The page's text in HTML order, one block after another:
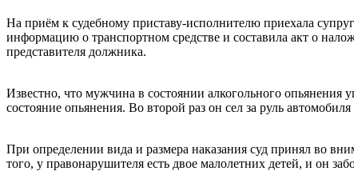
На приём к судебному приставу-исполнителю приехала
информацию о транспортном средстве и составила акт о
представителя должника.
Известно, что мужчина в состоянии алкогольного опьянения
состояние опьянения. Во второй раз он сел за руль
При определении вида и размера наказания суд принял во
того, у правонарушителя есть двое малолетних детей, и он